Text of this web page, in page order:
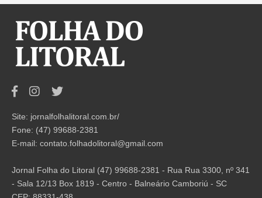
Site: jornalfolhalitoral.com.br/
Fone: (47) 99688-2381
E-mail: contato.folhadolitoral@gmail.com
Jornal Folha do Litoral (47) 99688-2381 - Rua Rua 3300, nº 341
- Sala 12/13 Box 1819 - Centro - Balneário Camboriú - SC